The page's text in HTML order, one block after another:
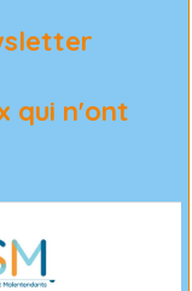
qui n'ont